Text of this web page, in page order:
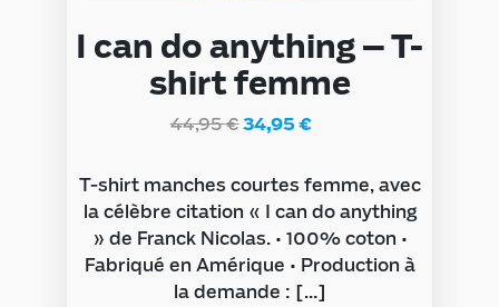
I can do anything – T-
shirt femme
44,95€34,95€
T-shirt manches courtes femme, avec
la célèbre citation « I can do anything
» de Franck Nicolas. • 100% coton •
Fabriqué en Amérique • Production à
la demande : […]